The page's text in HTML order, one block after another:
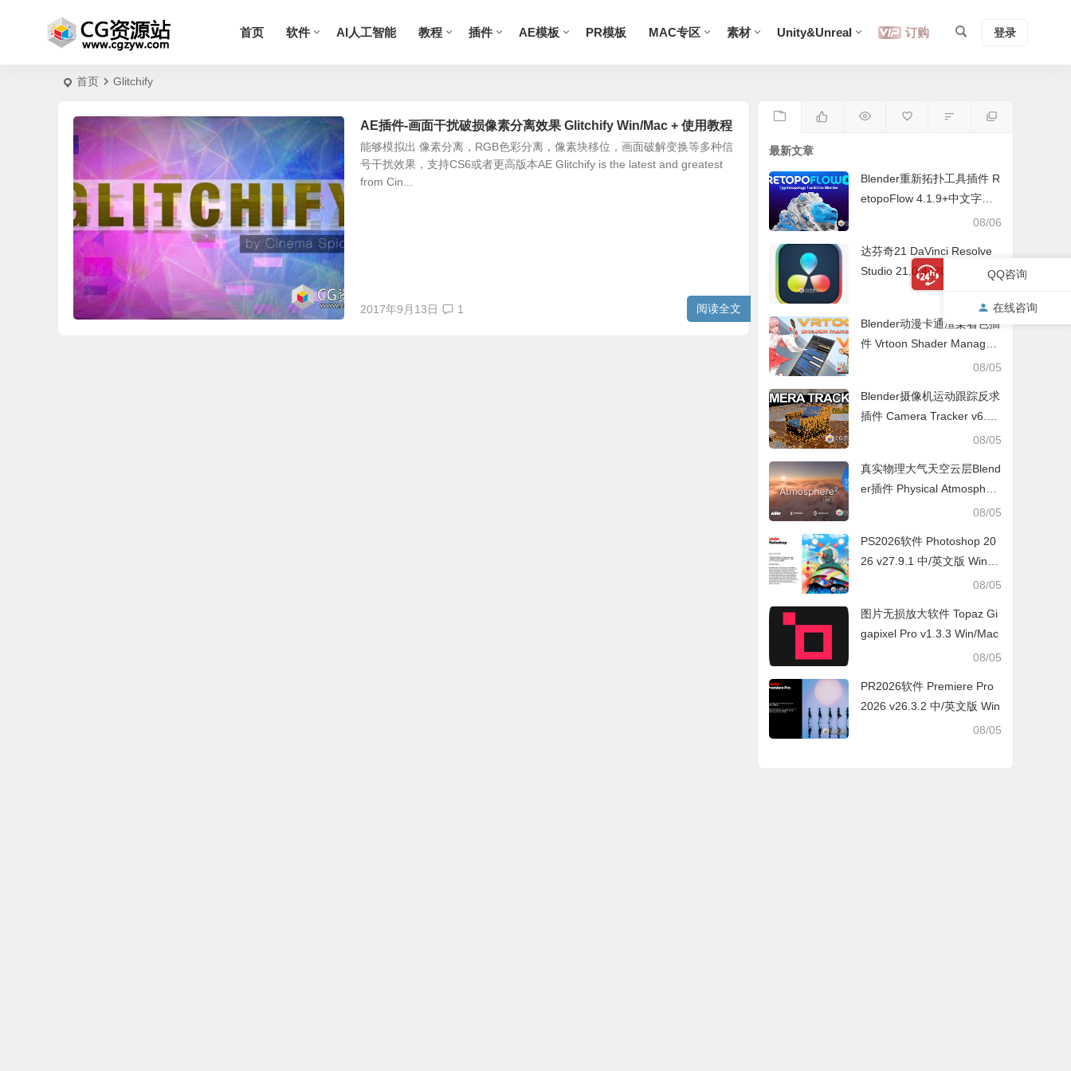
首页 软件 AI人工智能 教程 插件 AE模板 PR模板 MAC专区 素材 Unity&Unreal 订购 登录
首页 Glitchify
AE插件-画面干扰破损像素分离效果 Glitchify Win/Mac + 使用教程
能够模拟出 像素分离，RGB色彩分离，像素块移位，画面破解变换等多种信
号干扰效果，支持CS6或者更高版本AE Glitchify is the latest and greatest
from Cin...
2017年9月13日 1 阅读全文
最新文章
Blender重新拓扑工具插件 R
etopoFlow 4.1.9+中文字幕
08/06
达芬奇21 DaVinci Resolve
Studio 21.0.4+20.3.3 中/英
文 Win/Mac
Blender动漫卡通渲染着色插
件 Vrtoon Shader Manager
08/05
Blender摄像机运动跟踪反求
插件 Camera Tracker v6.0.
08/05
真实物理大气天空云层Blend
er插件 Physical Atmospher
08/05
PS2026软件 Photoshop 20
26 v27.9.1 中/英文版 Win/M
08/05
图片无损放大软件 Topaz Gi
gapixel Pro v1.3.3 Win/Mac
08/05
PR2026软件 Premiere Pro
2026 v26.3.2 中/英文版 Win
08/05
QQ咨询
在线咨询